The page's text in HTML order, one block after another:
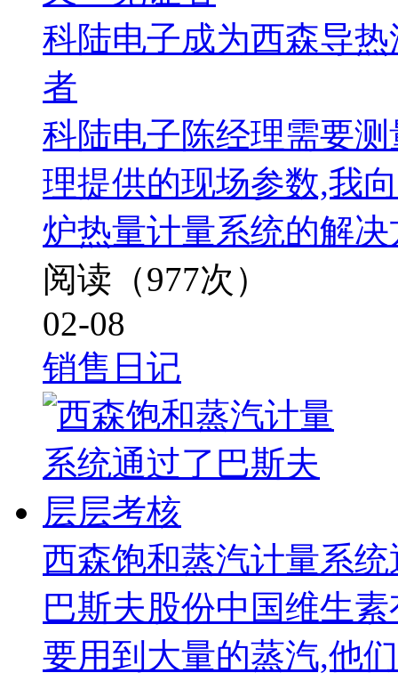
科陆电子成为西森导
者
科陆电子陈经理需要
理提供的现场参数,我
炉热量计量系统的解
阅读（977次）
02-08
销售日记
西森饱和蒸汽计量系
巴斯夫股份中国维生
要用到大量的蒸汽,他